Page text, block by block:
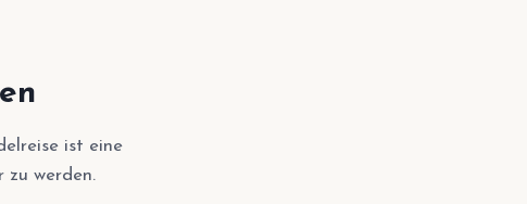
ist eine
zu werden.